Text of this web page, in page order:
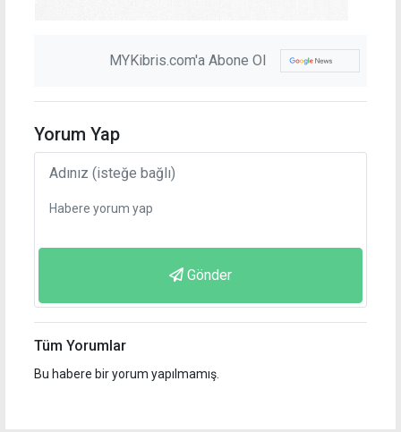
MYKibris.com'a Abone Ol
Yorum Yap
Gönder
Tüm Yorumlar
Bu habere bir yorum yapılmamış.